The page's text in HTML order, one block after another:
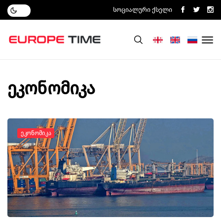
Სოციალური Ქსელი
ეკონომიკა
Ეკონომიკა